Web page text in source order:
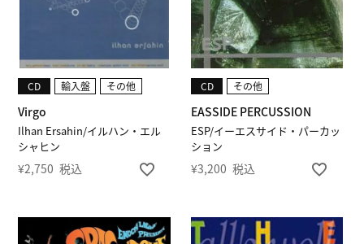
Ilhan Ersahin/イルハン・エル
シャヒン
Virgo
CD 輸入盤 その他
¥2,750 税込
ESP/イーエスサイド・パーカッ
ション
EASSIDE PERCUSSION
CD その他
¥3,200 税込